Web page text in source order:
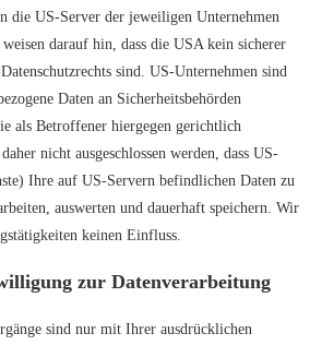
die US-Server der jeweiligen Unternehmen
darauf hin, dass die USA kein sicherer
sind. US-Unternehmen sind
Daten an Sicherheitsbehörden
als Betroffener hiergegen gerichtlich
nicht ausgeschlossen werden, dass US-
Ihre auf US-Servern befindlichen Daten zu
auswerten und dauerhaft speichern. Wir
keinen Einfluss.
zur Datenverarbeitung
sind nur mit Ihrer ausdrücklichen